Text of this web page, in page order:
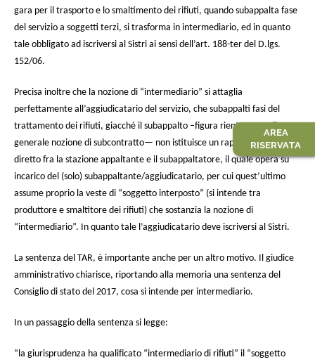
AREA
RISERVATA
gara per il trasporto e lo smaltimento dei rifiuti, quando subappalta fase
del servizio a soggetti terzi, si trasforma in intermediario, ed in quanto
tale obbligato ad iscriversi al Sistri ai sensi dell’art. 188-ter del D.lgs.
152/06.
Precisa inoltre che la nozione di “intermediario” si attaglia
perfettamente all’aggiudicatario del servizio, che subappalti fasi del
trattamento dei rifiuti, giacché il subappalto –figura rientrante nella
generale nozione di subcontratto— non istituisce un rapporto negoziale
diretto fra la stazione appaltante e il subappaltatore, il quale opera su
incarico del (solo) subappaltante/aggiudicatario, per cui quest’ultimo
assume proprio la veste di “soggetto interposto” (si intende tra
produttore e smaltitore dei rifiuti) che sostanzia la nozione di
“intermediario”. In quanto tale l’aggiudicatario deve iscriversi al Sistri.
La sentenza del TAR, è importante anche per un altro motivo. Il giudice
amministrativo chiarisce, riportando alla memoria una sentenza del
Consiglio di stato del 2017, cosa si intende per intermediario.
In un passaggio della sentenza si legge:
“la giurisprudenza ha qualificato “intermediario di rifiuti” il “soggetto